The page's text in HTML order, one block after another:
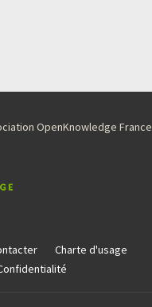
OpenKnowledge France
Charte d'usage